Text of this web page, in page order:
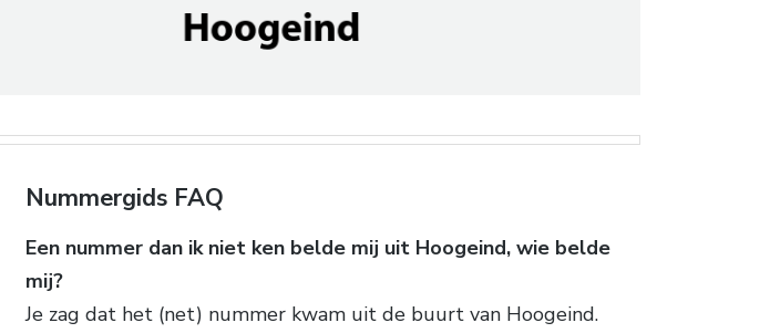
Nummergids FAQ
Een nummer dan ik niet ken belde mij uit Hoogeind, wie belde
mij?
Je zag dat het (net) nummer kwam uit de buurt van Hoogeind.